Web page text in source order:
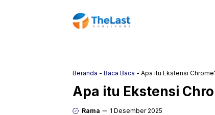
Beranda - Baca Baca - Apa itu Ekstensi
Apa itu Ekstensi
Rama 1 Desember 2025